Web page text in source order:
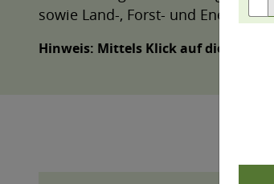
sowie Land-, Forst- und
Hinweis: Mittels Klick auf die